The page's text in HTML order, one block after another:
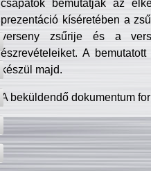
csapatok bemutatják az
prezentáció kíséretében a
verseny zsűrije és a
észrevételeiket. A
készül majd.
A beküldendő dokumentum